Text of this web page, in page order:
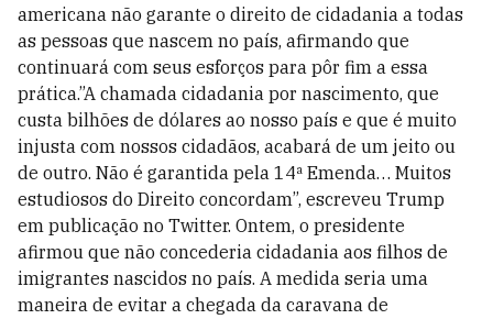
americana não garante o direito de cidadania a todas
as pessoas que nascem no país, afirmando que
continuará com seus esforços para pôr fim a essa
prática.”A chamada cidadania por nascimento, que
custa bilhões de dólares ao nosso país e que é muito
injusta com nossos cidadãos, acabará de um jeito ou
de outro. Não é garantida pela 14ª Emenda… Muitos
estudiosos do Direito concordam”, escreveu Trump
em publicação no Twitter. Ontem, o presidente
afirmou que não concederia cidadania aos filhos de
imigrantes nascidos no país. A medida seria uma
maneira de evitar a chegada da caravana de